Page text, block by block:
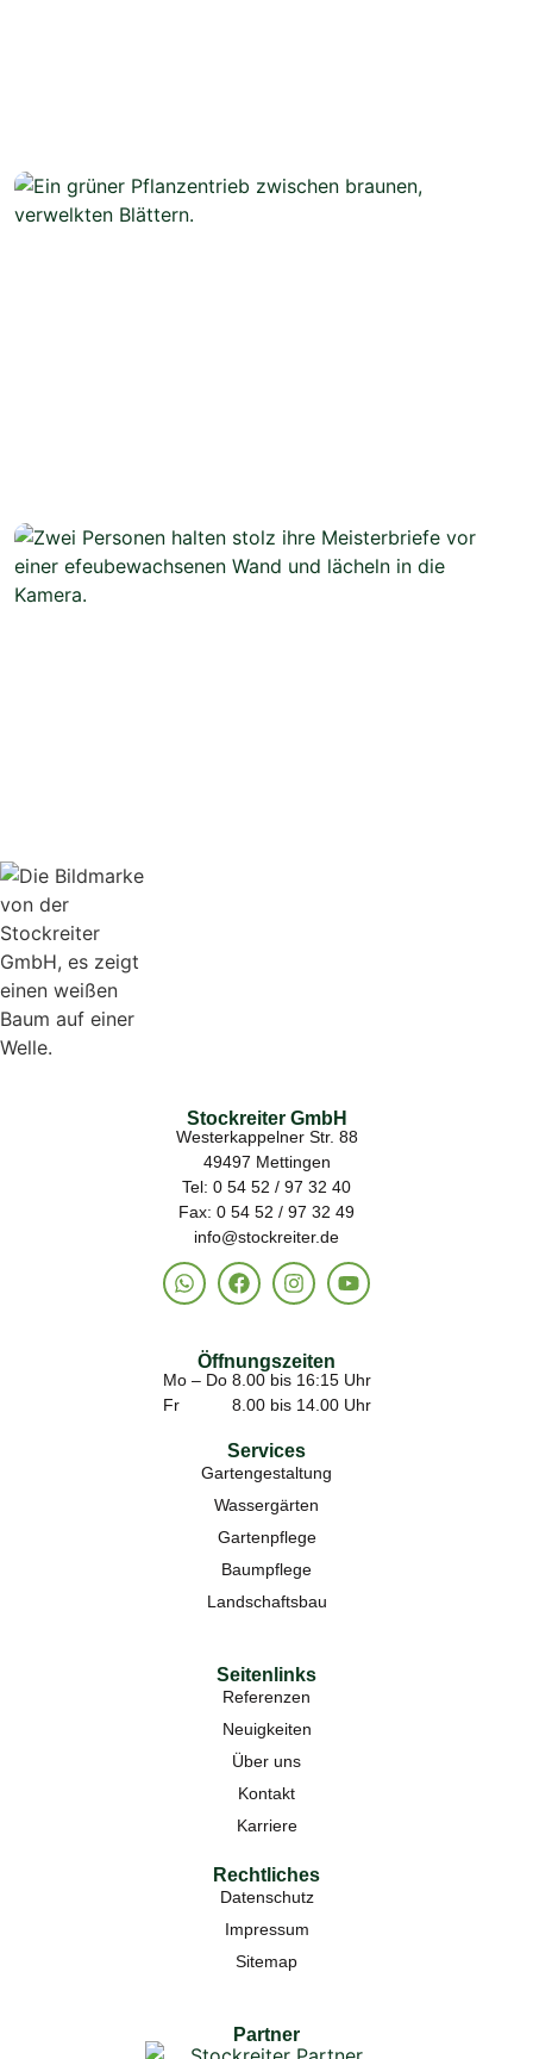
Stockreiter GmbH
Westerkappelner Str. 88
49497 Mettingen
Tel: 0 54 52 / 97 32 40
Fax: 0 54 52 / 97 32 49
info@stockreiter.de
Öffnungszeiten
Mo – Do 8.00 bis 16:15 Uhr
Fr 8.00 bis 14.00 Uhr
Services
Gartengestaltung
Wassergärten
Gartenpflege
Baumpflege
Landschaftsbau
Seitenlinks
Referenzen
Neuigkeiten
Über uns
Kontakt
Karriere
Rechtliches
Datenschutz
Impressum
Sitemap
Partner